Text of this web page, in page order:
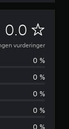
0.0
n
g
e
n
v
vurderinger
0 %
0 %
0 %
0 %
0 %